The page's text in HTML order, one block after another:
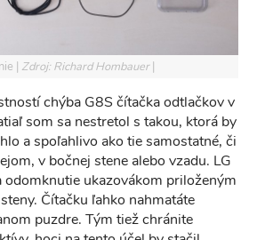
Zdroj: Richard Hombauer
chýba G8S čítačka odtlačkov v
som sa nestretol s takou, ktorá by
a spoľahlivo ako tie samostatné, či
v bočnej stene alebo vzadu. LG
odomknutie ukazovákom priloženým
Čítačku ľahko nahmatáte
puzdre. Tým tiež chránite